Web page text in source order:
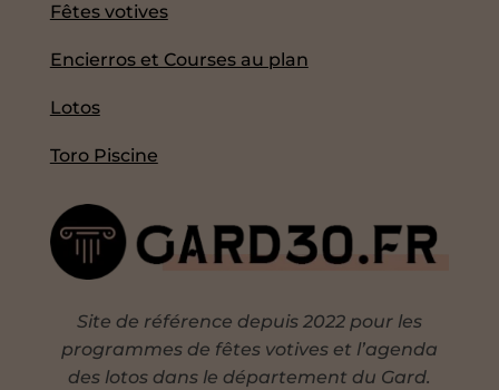
Fêtes votives
Encierros et Courses au plan
Lotos
Toro Piscine
Site de référence depuis 2022 pour les
programmes de fêtes votives et l’agenda
des lotos dans le département du Gard.